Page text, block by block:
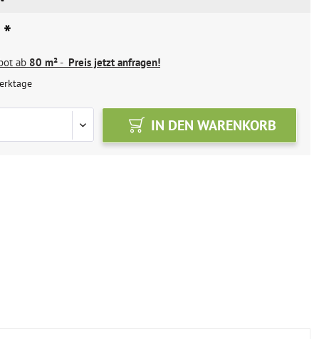
ab 80 m²- Preis jetzt anfragen!
IN DEN WARENKORB